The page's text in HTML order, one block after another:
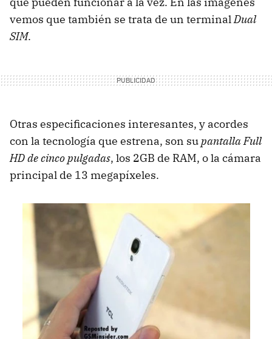
vemos que también se trata de un terminalDual
SIM.
Otras especificaciones interesantes, y acordes
con la tecnología que estrena, son supantalla Full
HD de cinco pulgadas, los 2GB de RAM, o la cámara
principal de 13 megapíxeles.